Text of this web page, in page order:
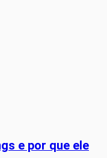
e por que ele